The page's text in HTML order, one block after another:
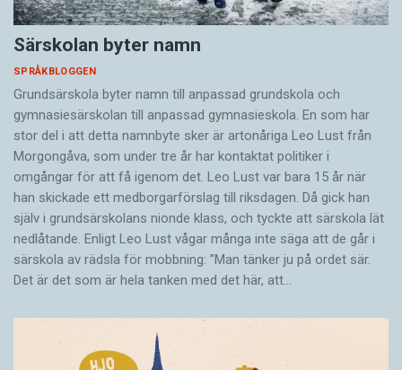
Särskolan byter namn
SPRÅKBLOGGEN
Grundsärskola byter namn till anpassad grundskola och
gymnasiesärskolan till anpassad gymnasieskola. En som har
stor del i att detta namnbyte sker är artonåriga Leo Lust från
Morgongåva, som under tre år har kontaktat politiker i
omgångar för att få igenom det. Leo Lust var bara 15 år när
han skickade ett medborgarförslag till riksdagen. Då gick han
själv i grundsärskolans nionde klass, och tyckte att särskola lät
nedlåtande. Enligt Leo Lust vågar många inte säga att de går i
särskola av rädsla för mobbning: ”Man tänker ju på ordet sär.
Det är det som är hela tanken med det här, att…